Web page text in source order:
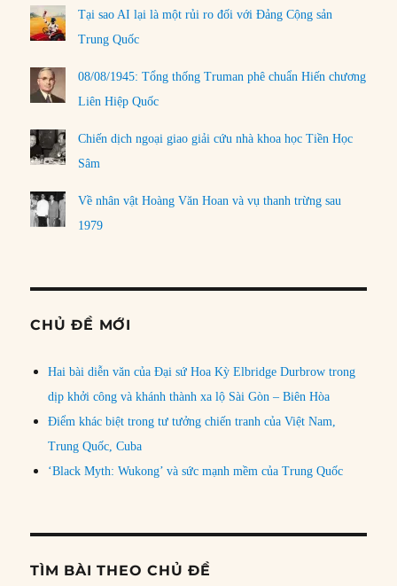
Tại sao AI lại là một rủi ro đối với Đảng Cộng sản
Trung Quốc
08/08/1945: Tổng thống Truman phê chuẩn Hiến chương
Liên Hiệp Quốc
Chiến dịch ngoại giao giải cứu nhà khoa học Tiền Học
Sâm
Về nhân vật Hoàng Văn Hoan và vụ thanh trừng sau
1979
CHỦ ĐỀ MỚI
Hai bài diễn văn của Đại sứ Hoa Kỳ Elbridge Durbrow trong
dịp khởi công và khánh thành xa lộ Sài Gòn – Biên Hòa
Điểm khác biệt trong tư tưởng chiến tranh của Việt Nam,
Trung Quốc, Cuba
‘Black Myth: Wukong’ và sức mạnh mềm của Trung Quốc
TÌM BÀI THEO CHỦ ĐỀ